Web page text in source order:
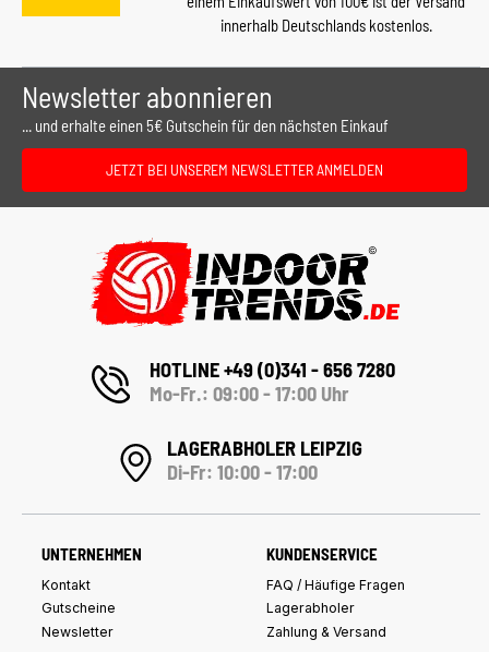
innerhalb Deutschlands kostenlos.
Newsletter abonnieren
... und erhalte einen 5€ Gutschein für den nächsten Einkauf
JETZT BEI UNSEREM NEWSLETTER ANMELDEN
HOTLINE +49 (0)341 - 656 7280
Mo-Fr.: 09:00 - 17:00 Uhr
LAGERABHOLER LEIPZIG
Di-Fr: 10:00 - 17:00
UNTERNEHMEN
Kontakt
Gutscheine
Newsletter
KUNDENSERVICE
FAQ / Häufige Fragen
Lagerabholer
Zahlung & Versand